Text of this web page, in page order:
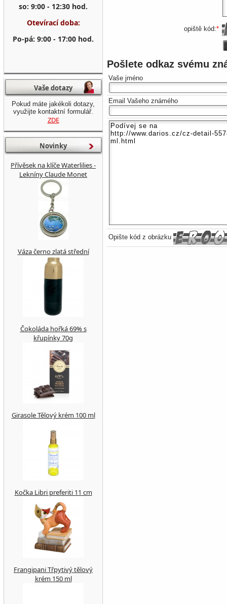
opiště kód:*
Pošlete odkaz svému
Vaše jméno
Email Vašeho známého
Opište kód z obrázku
so: 9:00 - 12:30 hod.
Otevírací doba:
Po-pá: 9:00 - 17:00 hod.
Vaše dotazy
Pokud máte jakékoli dotazy,
využijte kontaktní formulář.
ZDE
Novinky
Přívěsek na klíče Waterlilies -
Lekníny Claude Monet
Váza černo zlatá střední
Čokoláda hořká 69% s
křupínky 70g
Girasole Tělový krém 100 ml
Kočka Libri preferiti 11 cm
Frangipani Třpytivý tělový
krém 150 ml